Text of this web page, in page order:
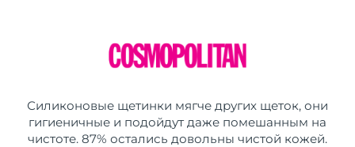
Силиконовые щетинки мягче других щеток, они
гигиеничные и подойдут даже помешанным на
чистоте. 87% остались довольны чистой кожей.